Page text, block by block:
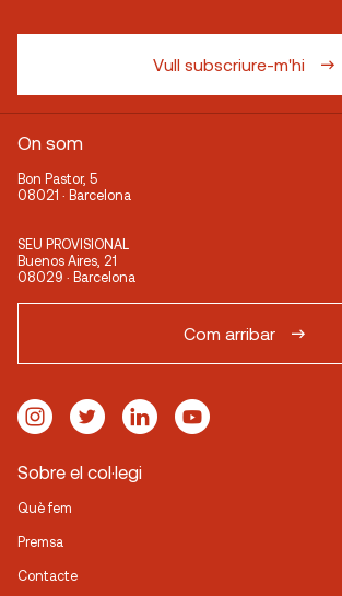
Vull subscriure-m'hi
On som
Bon Pastor, 5
08021 · Barcelona
SEU PROVISIONAL
Buenos Aires, 21
08029 · Barcelona
Com arribar
Sobre el col·legi
Què fem
Premsa
Contacte